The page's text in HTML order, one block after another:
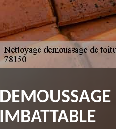
IMBATTABLE